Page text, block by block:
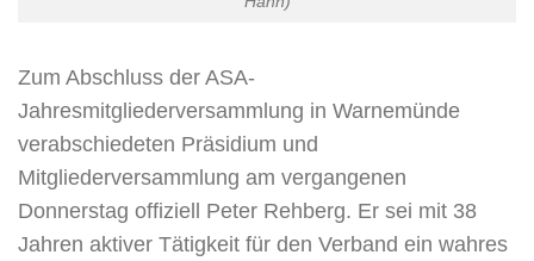
Zum Abschluss der ASA-
Jahresmitgliederversammlung in Warnemünde
verabschiedeten Präsidium und
Mitgliederversammlung am vergangenen
Donnerstag offiziell Peter Rehberg. Er sei mit 38
Jahren aktiver Tätigkeit für den Verband ein wahres